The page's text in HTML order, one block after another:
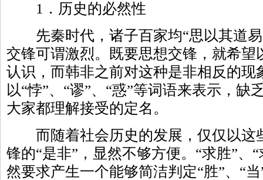
1．历史的必然性
先秦时代，诸子百家均“思以其道易
交锋可谓激烈。既要思想交锋，就希望
认识，而韩非之前对这种是非相反的现
以“悖”、“谬”、“惑”等词语来表示，缺
大家都理解接受的定名。
而随着社会历史的发展，仅仅以这
锋的“是非”，显然不够方便。“求胜”、
然要求产生一个能够简洁判定“胜”、“